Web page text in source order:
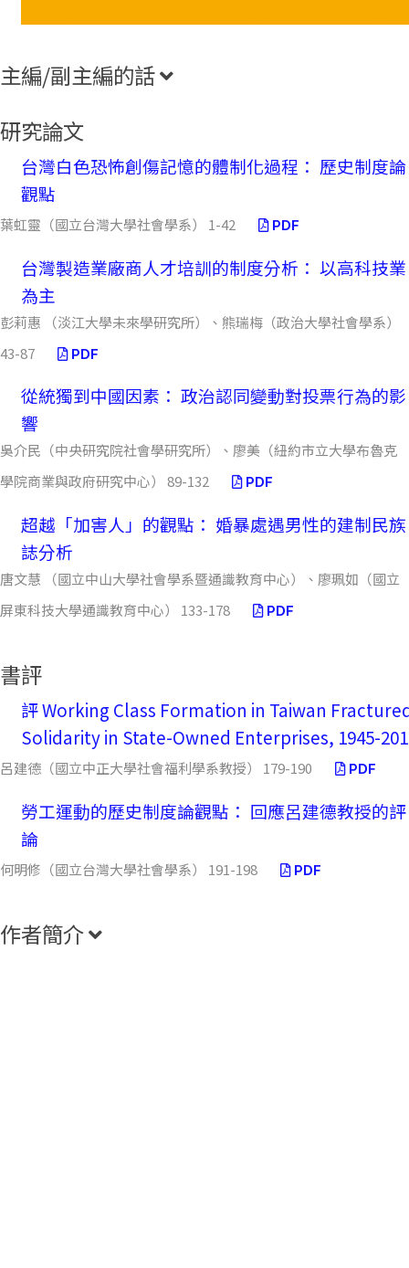
主編/副主編的話
研究論文
台灣白色恐怖創傷記憶的體制化過程： 歷史制度論
觀點
葉虹靈（國立台灣大學社會學系） 1-42 PDF
台灣製造業廠商人才培訓的制度分析： 以高科技業
為主
彭莉惠 （淡江大學未來學研究所）、熊瑞梅（政治大學社會學系）
43-87
PDF
從統獨到中國因素： 政治認同變動對投票行為的影
響
吳介民（中央研究院社會學研究所）、廖美（紐約市立大學布魯克
學院商業與政府研究中心） 89-132
PDF
超越「加害人」的觀點： 婚暴處遇男性的建制民族
誌分析
唐文慧 （國立中山大學社會學系暨通識教育中心）、廖珮如（國立
屏東科技大學通識教育中心） 133-178
PDF
書評
評 Working Class Formation in Taiwan
Solidarity in State-Owned Enterprises, 1945-
呂建德（國立中正大學社會福利學系教授） 179-190 PDF
勞工運動的歷史制度論觀點： 回應呂建德教授的評
論
何明修（國立台灣大學社會學系） 191-198 PDF
作者簡介